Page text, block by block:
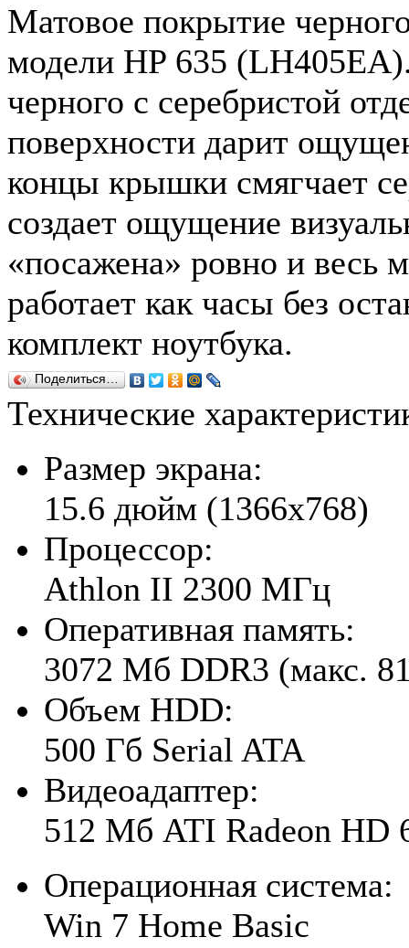
Матовое покрытие
модели HP 635
черного с серебристой
поверхности дарит
концы крышки смягчает
создает ощущение
«посажена» ровно и весь
работает как часы без
комплект ноутбука.
Поделиться…
Технические
Размер экрана:
15.6 дюйм (1366x768)
Процессор:
Athlon II 2300 МГц
Оперативная память:
3072 Мб DDR3 (макс.
Объем HDD:
500 Гб Serial ATA
Видеоадаптер:
512 Мб ATI Radeon HD
Операционная система:
Win 7 Home Basic